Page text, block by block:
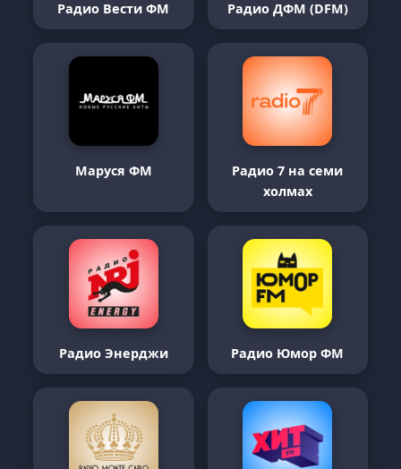
Радио Вести ФМ Радио ДФМ (DFM)
Маруся ФМ
Радио 7 на семи
холмах
Радио Энерджи Радио Юмор ФМ